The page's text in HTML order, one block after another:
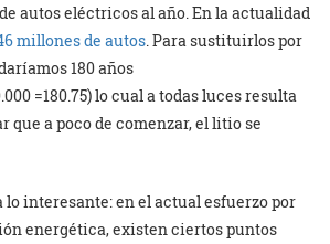
autos eléctricos al año. En la actualidad
millones de autos . Para sustituirlos por
180 años
=180.75) lo cual a todas luces resulta
que a poco de comenzar, el litio se
interesante: en el actual esfuerzo por
energética, existen ciertos puntos